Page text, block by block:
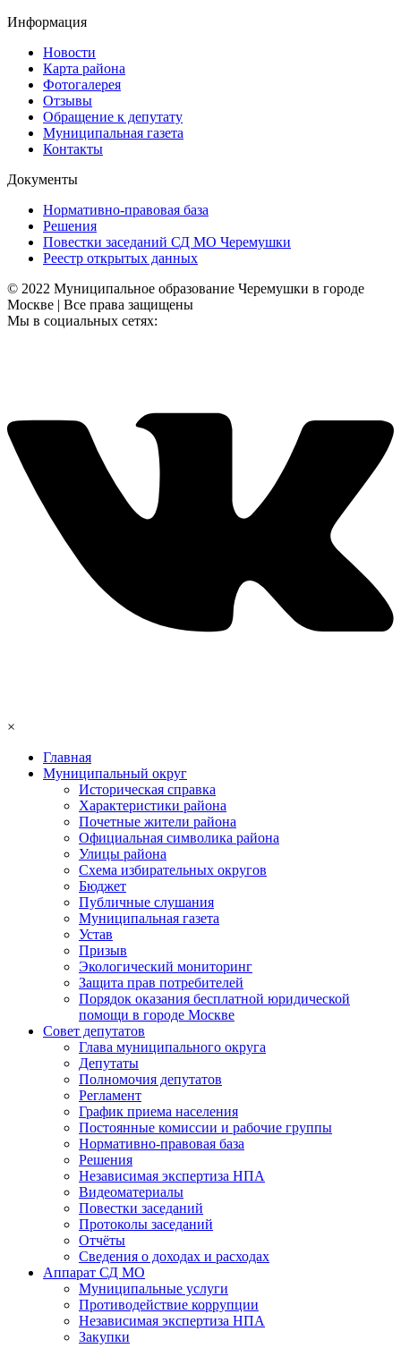
Информация
Новости
Карта района
Фотогалерея
Отзывы
Обращение к депутату
Муниципальная газета
Контакты
Документы
Нормативно-правовая база
Решения
Повестки заседаний СД МО Черемушки
Реестр открытых данных
© 2022 Муниципальное образование Черемушки в городе
Москве | Все права защищены
Мы в социальных сетях:
×
Главная
Муниципальный округ
Историческая справка
Характеристики района
Почетные жители района
Официальная символика района
Улицы района
Схема избирательных округов
Бюджет
Публичные слушания
Муниципальная газета
Устав
Призыв
Экологический мониторинг
Защита прав потребителей
Порядок оказания бесплатной юридической
помощи в городе Москве
Совет депутатов
Глава муниципального округа
Депутаты
Полномочия депутатов
Регламент
График приема населения
Постоянные комиссии и рабочие группы
Нормативно-правовая база
Решения
Независимая экспертиза НПА
Видеоматериалы
Повестки заседаний
Протоколы заседаний
Отчёты
Сведения о доходах и расходах
Аппарат СД МО
Муниципальные услуги
Противодействие коррупции
Независимая экспертиза НПА
Закупки